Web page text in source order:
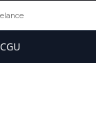
CGU